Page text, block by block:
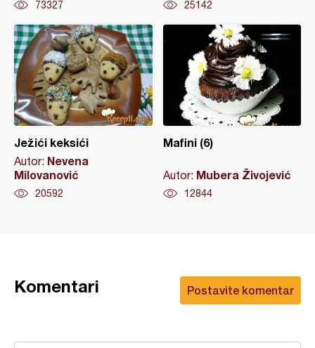
73327 25142
Ježići keksići
Autor: Nevena
Milovanović
20592
Mafini (6)
Autor: Mubera Živojević
12844
Postavite komentar
Komentari